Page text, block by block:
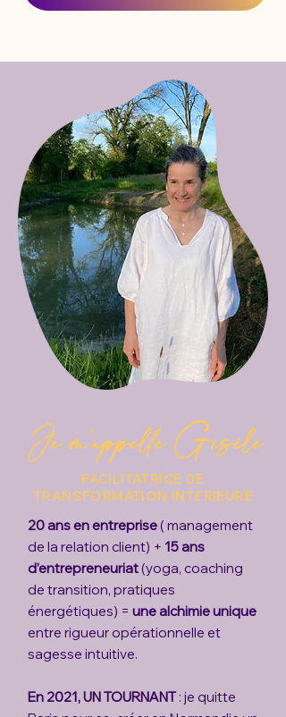
Je m'appelle Gisèle
FACILITATRICE DE
TRANSFORMATION INTERIEURE
20 ans en entreprise( management
de la relation client) + 15 ans
d’entrepreneuriat(yoga, coaching
de transition, pratiques
énergétiques) = une alchimie unique
entre rigueur opérationnelle et
sagesse intuitive.
En 2021, UN TOURNANT: je quitte